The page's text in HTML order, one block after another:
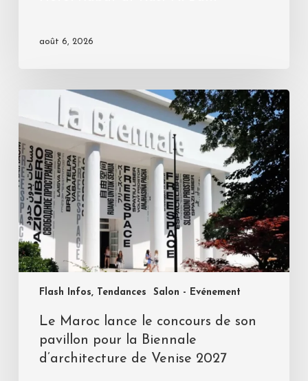
août 6, 2026
Flash Infos, Tendances Salon - Evénement
Le Maroc lance le concours de son
pavillon pour la Biennale
d’architecture de Venise 2027